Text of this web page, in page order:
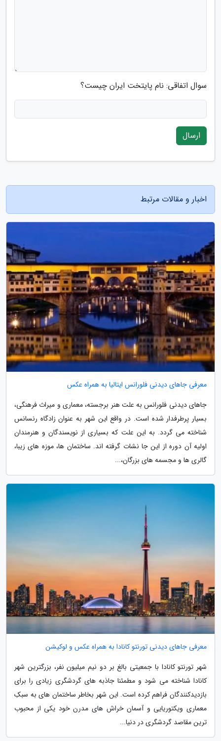
سوال اتفاقی: نام پایتخت ایران چیست؟
ارسال
اخبار و مقالات مرتبط
معرفی جاهای دیدنی فلورانس ایتالیا به همراه عکس
جاهای دیدنی فلورانس به علت هنر برجسته، معماری و میراث فرهنگی،
بسیار پرطرفدار شده است. در واقع این شهر به عنوان زادگاه رنسانس
شناخته می گردد. به این علت که بسیاری از نویسندگان و هنرمندان
اولیه آن دوره از این جا نشات گرفته اند. ساختمان ها، موزه های زیبا،
گالری ها و مجسمه های بزرگان،...
معرفی جاهای دیدنی تورنتو کانادا به همراه عکس و لوکیشن
شهر تورنتو کانادا با جمعیتی بالغ بر دو نیم میلیون نفر، بزرگترین شهر
کانادا شناخته می شود و مطمئنا جاذبه های گردشگری زیادی را برای
بازدیدکنندگان فراهم کرده است. این شهر بخاطر ساختمان های به سبکِ
معماری ویکتوریایی و آسمان خراش های مدرن خود یکی از محبوب
ترین مقاصد گردشگری در دنیا...